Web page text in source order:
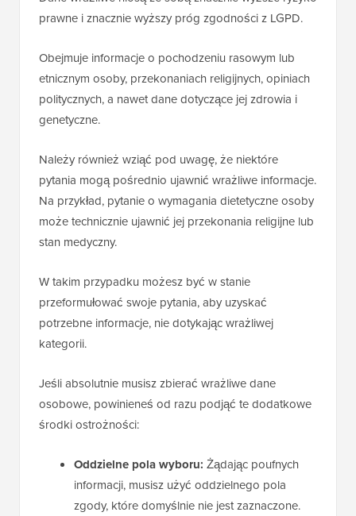
prawne i znacznie wyższy próg zgodności z LGPD.
Obejmuje informacje o pochodzeniu rasowym lub
etnicznym osoby, przekonaniach religijnych, opiniach
politycznych, a nawet dane dotyczące jej zdrowia i
genetyczne.
Należy również wziąć pod uwagę, że niektóre
pytania mogą pośrednio ujawnić wrażliwe informacje.
Na przykład, pytanie o wymagania dietetyczne osoby
może technicznie ujawnić jej przekonania religijne lub
stan medyczny.
W takim przypadku możesz być w stanie
przeformułować swoje pytania, aby uzyskać
potrzebne informacje, nie dotykając wrażliwej
kategorii.
Jeśli absolutnie musisz zbierać wrażliwe dane
osobowe, powinieneś od razu podjąć te dodatkowe
środki ostrożności:
Oddzielne pola wyboru: Żądając poufnych
informacji, musisz użyć oddzielnego pola
zgody, które domyślnie nie jest zaznaczone.